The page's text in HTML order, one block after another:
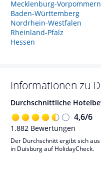
Mecklenburg-Vorpommern
Baden-Württemberg
Nordrhein-Westfalen
Rheinland-Pfalz
Hessen
Informationen zu
Durchschnittliche
4,6/6
1.882 Bewertungen
Der Durchschnitt ergibt sich
in Duisburg auf HolidayCheck.